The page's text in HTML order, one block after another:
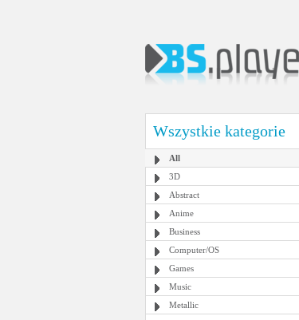
Wszystkie kategorie
All
3D
Abstract
Anime
Business
Computer/OS
Games
Music
Metallic